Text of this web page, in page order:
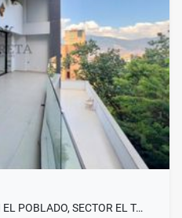
POBLADO, SECTOR EL T…